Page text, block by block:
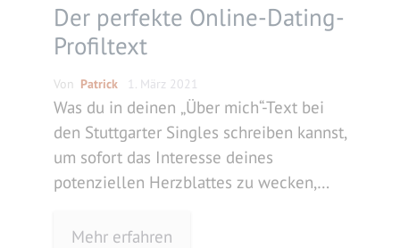
Der perfekte Online-Dating-
Profiltext
Von Patrick 1. März 2021
Was du in deinen „Über mich“-Text bei
den Stuttgarter Singles schreiben kannst,
um sofort das Interesse deines
potenziellen Herzblattes zu wecken,
Mehr erfahren